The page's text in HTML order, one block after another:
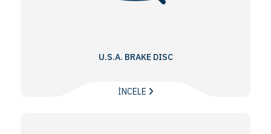
U.S.A. BRAKE DISC
İNCELE